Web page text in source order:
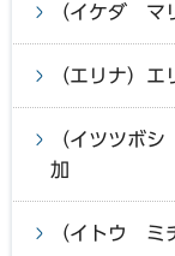
（イケダ マ
（エリナ）エ
（イツツボ
加
（イトウ ミ